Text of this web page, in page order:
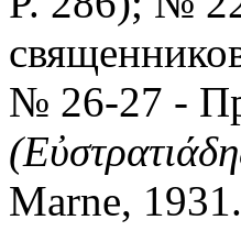
№ 26-27 -
Marne,